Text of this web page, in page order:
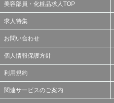
美容部員・化粧品求人TOP
求人特集
お問い合わせ
個人情報保護方針
利用規約
関連サービスのご案内